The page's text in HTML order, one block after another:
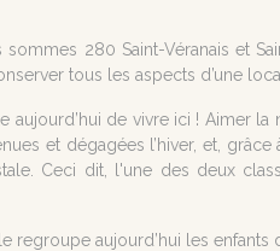
sommes 280 Saint-Véranais et
tous les aspects d’une
aujourd’hui de vivre ici !
et dégagées l’hiver, et,
Ceci dit, l'une des deux
regroupe aujourd’hui les